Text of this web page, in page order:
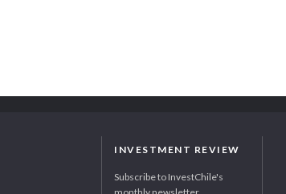
INVESTMENT REVIEW
Subscribe to InvestChile's